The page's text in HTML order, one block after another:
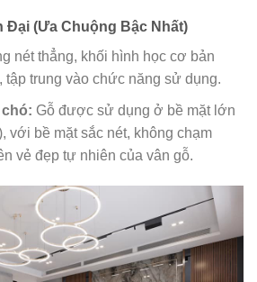
Đại (Ưa Chuộng Bậc Nhất)
nét thẳng, khối hình học cơ bản
tập trung vào chức năng sử dụng.
Gỗ được sử dụng ở bề mặt lớn
với bề mặt sắc nét, không chạm
vẻ đẹp tự nhiên của vân gỗ.